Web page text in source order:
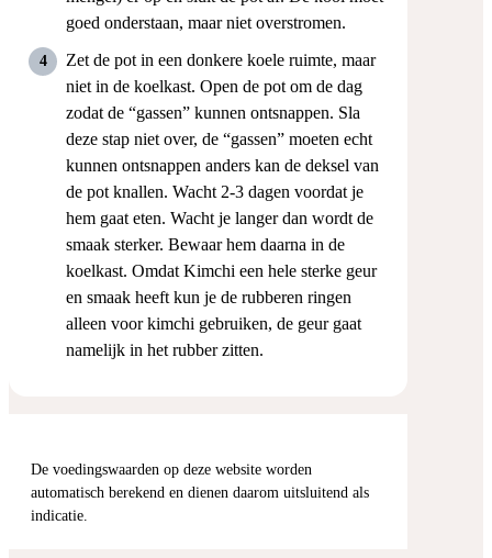
goed onderstaan, maar niet overstromen.
Zet de pot in een donkere koele ruimte, maar
niet in de koelkast. Open de pot om de dag
zodat de “gassen” kunnen ontsnappen. Sla
deze stap niet over, de “gassen” moeten echt
kunnen ontsnappen anders kan de deksel van
de pot knallen. Wacht 2-3 dagen voordat je
hem gaat eten. Wacht je langer dan wordt de
smaak sterker. Bewaar hem daarna in de
koelkast. Omdat Kimchi een hele sterke geur
en smaak heeft kun je de rubberen ringen
alleen voor kimchi gebruiken, de geur gaat
namelijk in het rubber zitten.
De voedingswaarden op deze website worden
automatisch berekend en dienen daarom uitsluitend als
indicatie.